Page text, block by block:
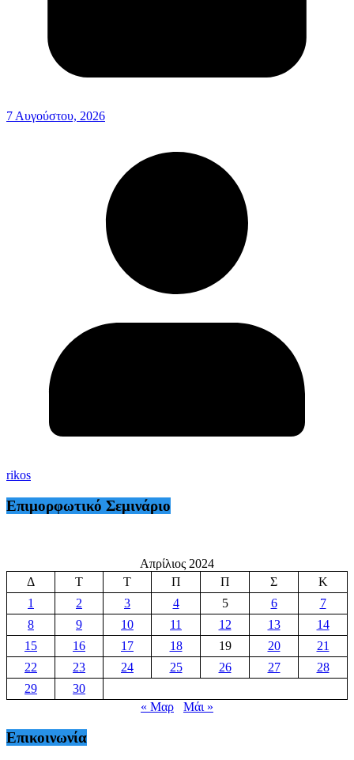
7 Αυγούστου, 2026
rikos
Επιμορφωτικό Σεμινάριο
Απρίλιος 2024
Δ
Τ Τ Π Π Σ
Κ
1
2 3 4 5 6
7
8
9 10 11 12 13
14
15
16 17 18 19 20
21
22
23 24 25 26 27
28
29
30
« Μαρ
Μάι »
Επικοινωνία